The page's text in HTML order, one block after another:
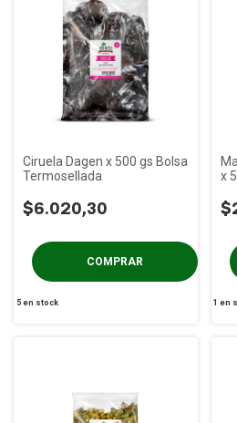
Ciruela Dagen x 500 gs Bolsa
Termosellada
$6.020,30
5en stock
x
1 en